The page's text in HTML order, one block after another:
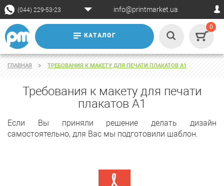
(044) 229-53-23 info@printmarket.ua
КАТАЛОГ
0
ГЛАВНАЯ ТРЕБОВАНИЯ К МАКЕТУ ДЛЯ ПЕЧАТИ ПЛАКАТОВ А1
Требования к макету для печати
плакатов А1
Если Вы приняли решение делать дизайн
самостоятельно, для Вас мы подготовили шаблон.